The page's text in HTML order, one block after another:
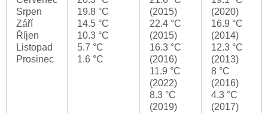
Srpen
Září
Říjen
Listopad
Prosinec
19.8 °C
14.5 °C
10.3 °C
5.7 °C
1.6 °C
(2015)
22.4 °C
(2015)
16.3 °C
(2016)
11.9 °C
(2022)
8.3 °C
(2019)
(2020)
16.9 °C
(2014)
12.3 °C
(2013)
8 °C
(2016)
4.3 °C
(2017)